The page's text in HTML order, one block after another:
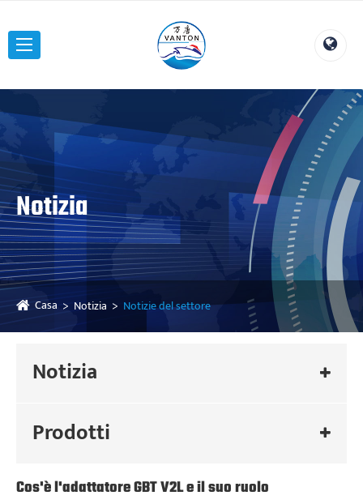
Notizia
Casa Notizia Notizie del settore
Notizia
Prodotti
Cos'è l'adattatore GBT V2L e il suo ruolo